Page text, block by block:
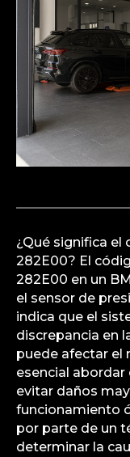
¿Qué significa el
282E00? El
282E00 en un
el sensor de
indica que el
discrepancia en
puede afectar el
esencial
evitar daños
funcionamiento
por parte de un
determinar la